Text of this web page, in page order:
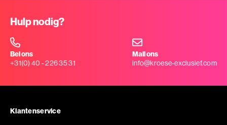
Hulp nodig?
Bel ons
+31(0) 40 - 226 35 31
Mail ons
info@kroese-exclusief.com
Klantenservice